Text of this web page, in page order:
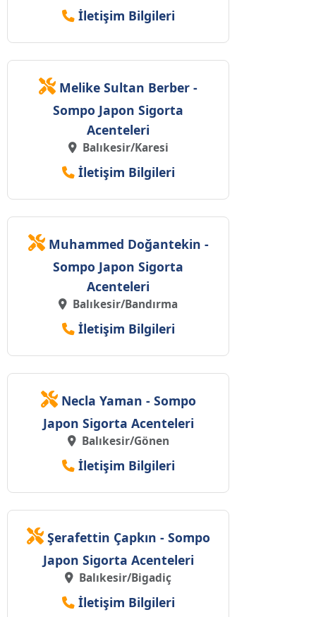
İletişim Bilgileri
Melike Sultan Berber -
Sompo Japon Sigorta
Acenteleri
Balıkesir/Karesi
İletişim Bilgileri
Muhammed Doğantekin -
Sompo Japon Sigorta
Acenteleri
Balıkesir/Bandırma
İletişim Bilgileri
Necla Yaman - Sompo
Japon Sigorta Acenteleri
Balıkesir/Gönen
İletişim Bilgileri
Şerafettin Çapkın - Sompo
Japon Sigorta Acenteleri
Balıkesir/Bigadiç
İletişim Bilgileri